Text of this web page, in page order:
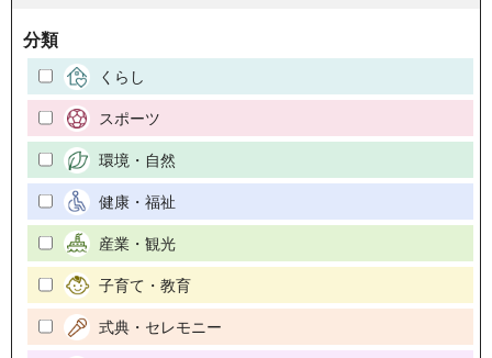
分類
くらし
スポーツ
環境・自然
健康・福祉
産業・観光
子育て・教育
式典・セレモニー